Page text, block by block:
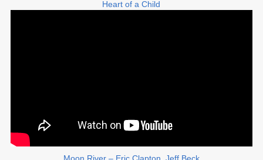
Heart of a Child